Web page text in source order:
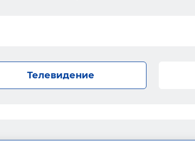
Телевидение